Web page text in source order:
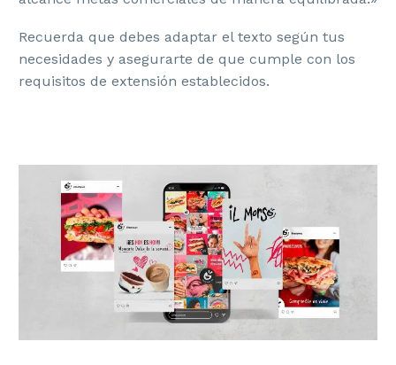
Recuerda que debes adaptar el texto según tus
necesidades y asegurarte de que cumple con los
requisitos de extensión establecidos.